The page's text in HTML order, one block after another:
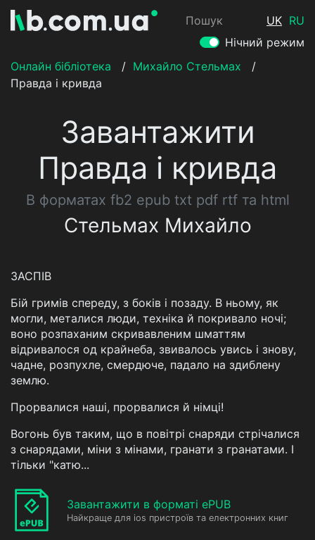
Пошук UK RU
Нічний режим
Онлайн бібліотека
/ Михайло Стельмах
/
Правда і кривда
Завантажити
Правда і кривда
В форматах fb2 epub txt pdf rtf та html
Стельмах Михайло
ЗАСПІВ
Бій гримів спереду, з боків і позаду. В ньому, як
могли, металися люди, техніка й покривало ночі;
воно розпаханим скривавленим шматтям
відривалося од крайнеба, звивалось увись і знову,
чадне, розпухле, смердюче, падало на здиблену
землю.
Прорвалися наші, прорвалися й німці!
Вогонь був таким, що в повітрі снаряди стрічалися
з снарядами, міни з мінами, гранати з гранатами. І
тільки "катю...
Завантажити в форматі ePUB
Найкраще для ios пристроїв та електронних книг